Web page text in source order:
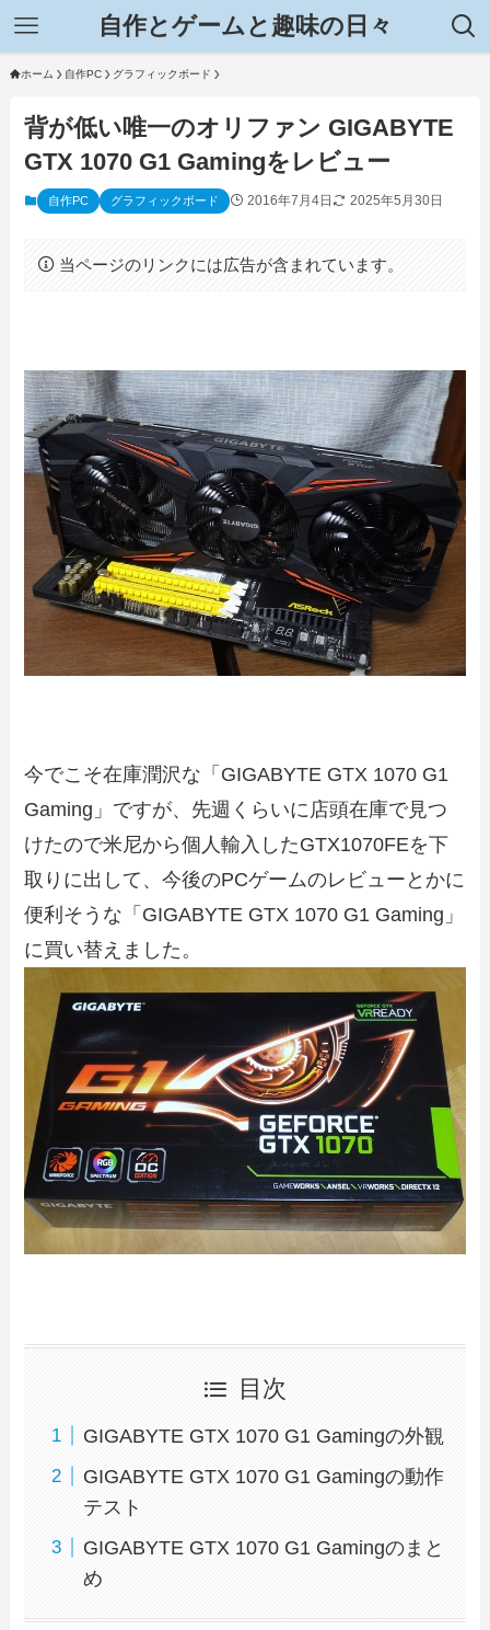
自作とゲームと趣味の日々
ホーム 自作PC グラフィックボード
背が低い唯一のオリファン GIGABYTE
GTX 1070 G1 Gamingをレビュー
自作PC グラフィックボード 2016年7月4日 2025年5月30日
当ページのリンクには広告が含まれています。
今でこそ在庫潤沢な「GIGABYTE GTX 1070 G1
Gaming」ですが、先週くらいに店頭在庫で見つ
けたので米尼から個人輸入したGTX1070FEを下
取りに出して、今後のPCゲームのレビューとかに
便利そうな「GIGABYTE GTX 1070 G1 Gaming」
に買い替えました。
目次
GIGABYTE GTX 1070 G1 Gamingの外観
GIGABYTE GTX 1070 G1 Gamingの動作
テスト
GIGABYTE GTX 1070 G1 Gamingのまと
め